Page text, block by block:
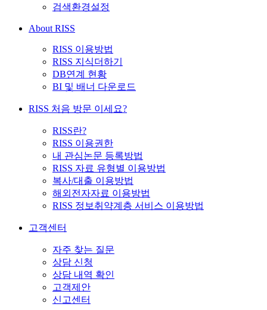
검색환경설정
About RISS
RISS 이용방법
RISS 지식더하기
DB연계 현황
BI 및 배너 다운로드
RISS 처음 방문 이세요?
RISS란?
RISS 이용권한
내 관심논문 등록방법
RISS 자료 유형별 이용방법
복사/대출 이용방법
해외전자자료 이용방법
RISS 정보취약계층 서비스 이용방법
고객센터
자주 찾는 질문
상담 신청
상담 내역 확인
고객제안
신고센터